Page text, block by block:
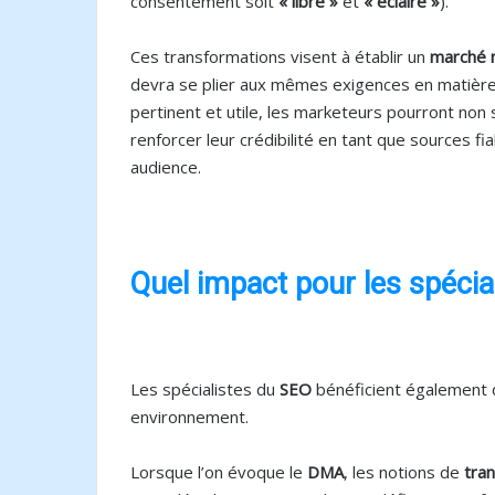
Ces transformations visent à établir un marché
devra se plier aux mêmes exigences en
pertinent et utile, les marketeurs pourront non
renforcer leur crédibilité en tant que sources
audience.
Quel impact pour les
Les spécialistes du SEO bénéficient également
environnement.
Lorsque l’on évoque le DMA, les notions de